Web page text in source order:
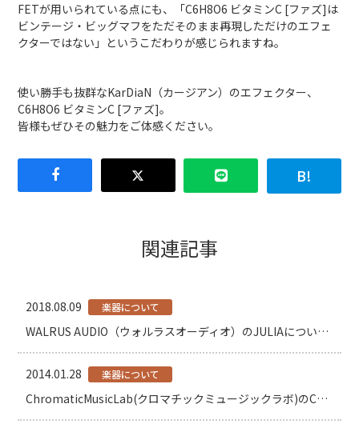
FETが用いられている点にも、「C6H8O6 ビタミンC [ファズ]は
ビンテージ・ビッグマフをただそのまま再現しただけのエフェ
クターではない」というこだわりが感じられますね。
使い勝手も抜群なKarDiaN（カージアン）のエフェクター、
C6H8O6 ビタミンC [ファズ]。
皆様もぜひその魅力をご体感ください。
関連記事
2018.08.09 楽器について
WALRUS AUDIO（ウォルラスオーディオ）のJULIAについて【エフェクター】
2014.01.28 楽器について
ChromaticMusicLab(クロマチックミュージックラボ)のCHROMATONE(クロマトーン)買取